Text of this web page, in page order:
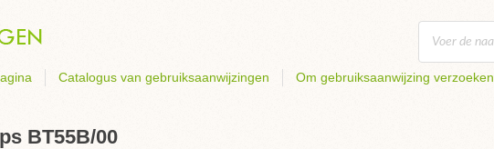
Catalogus van gebruiksaanwijzingen Om gebruiksaanwijzing verzoeken
BT55B/00